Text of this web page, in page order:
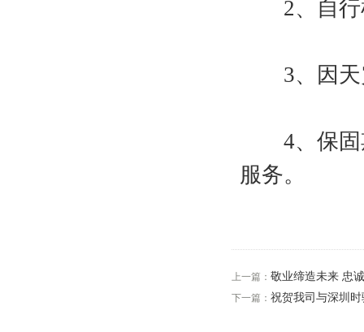
2、自行
3、因天
4、保固期
服务。
上一篇： 敬业缔造未来 忠
下一篇： 祝贺我司与深圳